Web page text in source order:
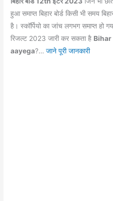
c
e
b
o
at
s
A
p
itt
er
e
gr
a
m
हुआ समाप्त बिहार बोर्ड किसी भी समय
है। स्कॉर्पियो का जांच लगभग समाप्त हो
रिजल्ट 2023 जारी कर सकता है
aayega?…जाने पूरी जानकारी